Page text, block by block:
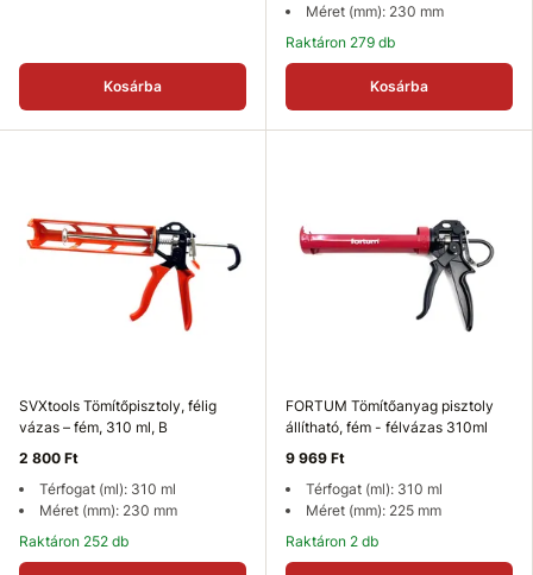
Kosárba
Méret (mm): 230 mm
Raktáron 279 db
Kosárba
SVXtools Tömítőpisztoly, félig
vázas – fém, 310 ml, B
2 800 Ft
Térfogat (ml): 310 ml
Méret (mm): 230 mm
Raktáron 252 db
FORTUM Tömítőanyag pisztoly
állítható, fém - félvázas 310ml
9 969 Ft
Térfogat (ml): 310 ml
Méret (mm): 225 mm
Raktáron 2 db